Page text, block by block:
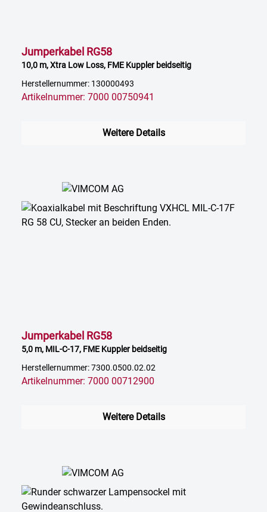
Jumperkabel RG58
10,0 m, Xtra Low Loss, FME Kuppler beidseitig
Herstellernummer: 130000493
Artikelnummer: 7000 00750941
Weitere Details
Jumperkabel RG58
5,0 m, MIL-C-17, FME Kuppler beidseitig
Herstellernummer: 7300.0500.02.02
Artikelnummer: 7000 00712900
Weitere Details